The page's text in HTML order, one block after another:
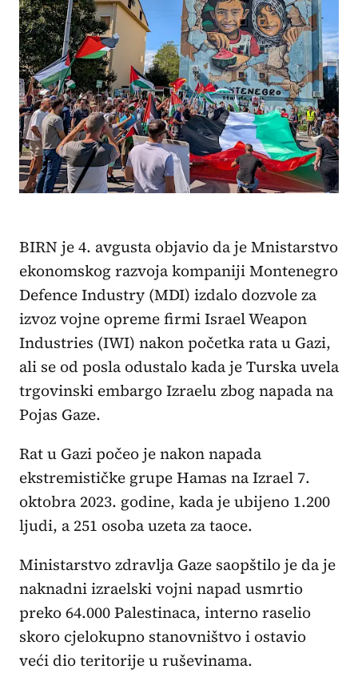
BIRN je 4. avgusta objavio da je Mnistarstvo
ekonomskog razvoja kompaniji Montenegro
Defence Industry (MDI) izdalo dozvole za
izvoz vojne opreme firmi Israel Weapon
Industries (IWI) nakon početka rata u Gazi,
ali se od posla odustalo kada je Turska uvela
trgovinski embargo Izraelu zbog napada na
Pojas Gaze.
Rat u Gazi počeo je nakon napada
ekstremističke grupe Hamas na Izrael 7.
oktobra 2023. godine, kada je ubijeno 1.200
ljudi, a 251 osoba uzeta za taoce.
Ministarstvo zdravlja Gaze saopštilo je da je
naknadni izraelski vojni napad usmrtio
preko 64.000 Palestinaca, interno raselio
skoro cjelokupno stanovništvo i ostavio
veći dio teritorije u ruševinama.